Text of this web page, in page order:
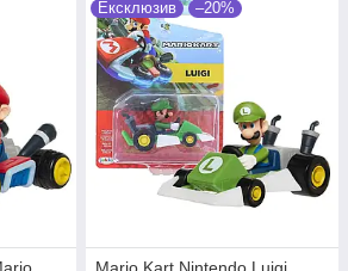
Ексклюзив –20%